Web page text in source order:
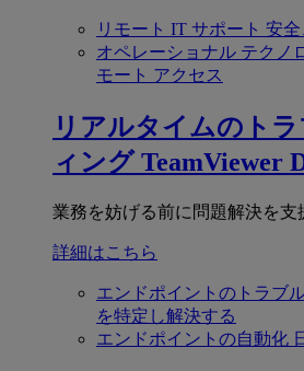
リモート IT サポート 安
オペレーショナル テクノ
モート アクセス
リアルタイムのト
ィング TeamViewer
業務を妨げる前に問題解決を支
詳細はこちら
エンドポイントのトラブ
を特定し解決する
エンドポイントの自動化